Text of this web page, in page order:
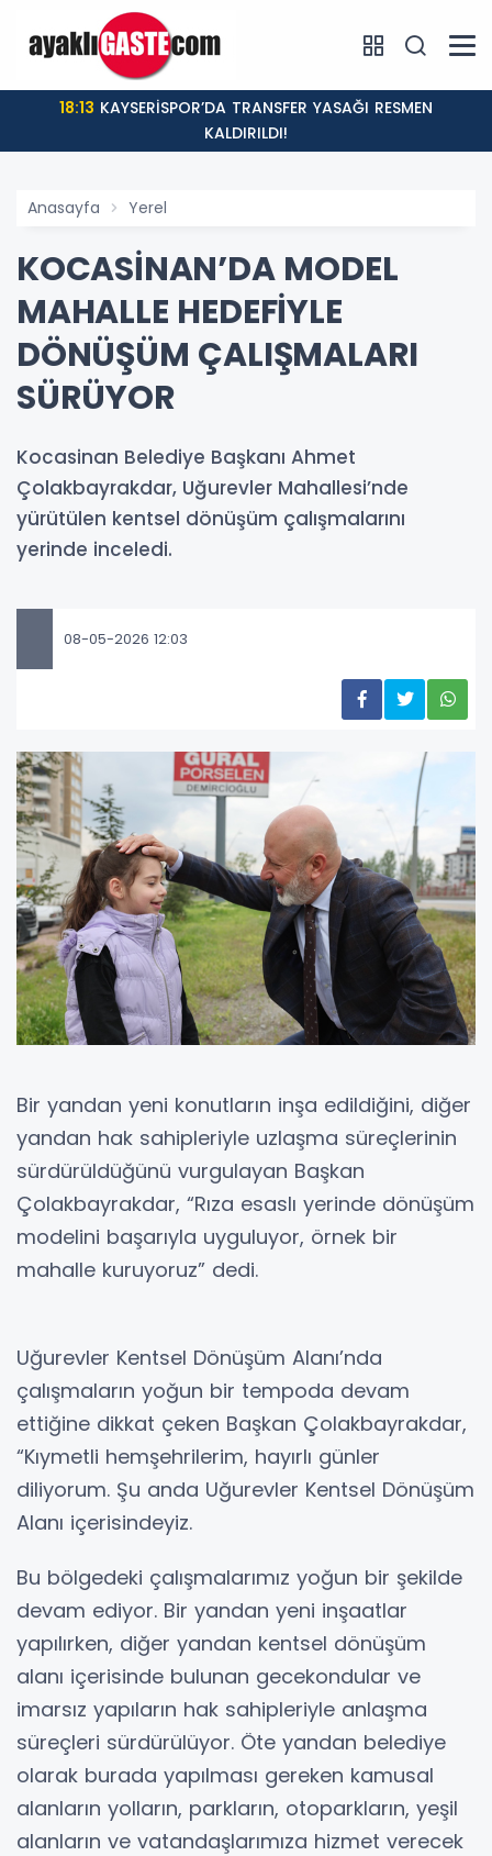
18:13
KALDIRILDI!
Anasayfa Yerel
KOCASİNAN’DA MODEL
MAHALLE HEDEFİYLE
DÖNÜŞÜM ÇALIŞMALARI
SÜRÜYOR
Kocasinan Belediye Başkanı Ahmet
Çolakbayrakdar, Uğurevler Mahallesi’nde
yürütülen kentsel dönüşüm çalışmalarını
yerinde inceledi.
08-05-2026 12:03
Bir yandan yeni konutların inşa edildiğini, diğer
yandan hak sahipleriyle uzlaşma süreçlerinin
sürdürüldüğünü vurgulayan Başkan
Çolakbayrakdar, “Rıza esaslı yerinde dönüşüm
modelini başarıyla uyguluyor, örnek bir
mahalle kuruyoruz” dedi.
Uğurevler Kentsel Dönüşüm Alanı’nda
çalışmaların yoğun bir tempoda devam
ettiğine dikkat çeken Başkan Çolakbayrakdar,
“Kıymetli hemşehrilerim, hayırlı günler
diliyorum. Şu anda Uğurevler Kentsel Dönüşüm
Alanı içerisindeyiz.
Bu bölgedeki çalışmalarımız yoğun bir şekilde
devam ediyor. Bir yandan yeni inşaatlar
yapılırken, diğer yandan kentsel dönüşüm
alanı içerisinde bulunan gecekondular ve
imarsız yapıların hak sahipleriyle anlaşma
süreçleri sürdürülüyor. Öte yandan belediye
olarak burada yapılması gereken kamusal
alanların yolların, parkların, otoparkların, yeşil
alanların ve vatandaşlarımıza hizmet verecek